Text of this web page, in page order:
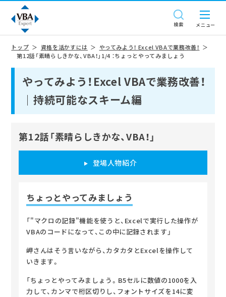
検索
トップ 資格を活かすには
やってみよう！ Excel VBAで業務改善！
第12話「素晴らしきかな、VBA！」1/4 ：ちょっとやってみましょう
やってみよう！Excel VBAで業務改善！
｜持続可能なスキーム編
第12話「素晴らしきかな、VBA！」
登場人物紹介
ちょっとやってみましょう
「"マクロの記録"機能を使うと、Excelで実行した操作が
VBAのコードになって、 この中に記録されます」
岬さんはそう言いながら、カタカタとExcelを操作して
いきます。
「ちょっとやってみましょう。 B5セルに数値の1000を入
力して、カンマで桁区切りし、フォントサイズを14に変